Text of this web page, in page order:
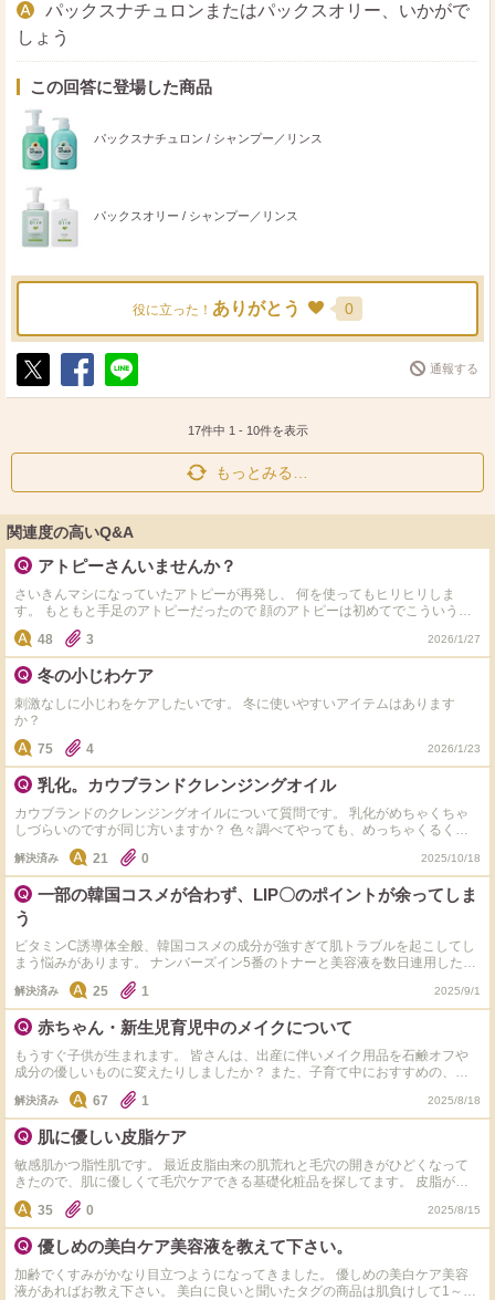
パックスナチュロンまたはパックスオリー、いかがで
しょう
この回答に登場した商品
パックスナチュロン / シャンプー／リンス
パックスオリー / シャンプー／リンス
役に立った！ ありがとう 0
ポ
シ
送
通報する
17件中 1 - 10件を表示
もっとみる…
関連度の高いQ&A
アトピーさんいませんか？
さいきんマシになっていたアトピーが再発し、 何を使ってもヒリヒリしま
す。 もともと手足のアトピーだったので 顔のアトピーは初めてでこういう方
いれば何か教えてほしいです。
48 3 2026/1/27
冬の小じわケア
刺激なしに小じわをケアしたいです。 冬に使いやすいアイテムはあります
か？
75
4 2026/1/23
乳化。カウブランドクレンジングオイル
カウブランドのクレンジングオイルについて質問です。 乳化がめちゃくちゃ
しづらいのですが同じ方いますか？ 色々調べてやっても、めっちゃくるくる
しないと乳化できません。 乳化しなくていいやつですか？ 使い方のコツあり
ますか？基本的なことは知ってます。
解決済み 21 0 2025/10/18
一部の韓国コスメが合わず、LIP〇のポイントが余ってしま
う
ビタミンC誘導体全般、韓国コスメの成分が強すぎて肌トラブルを起こしてし
まう悩みがあります。 ナンバーズイン5番のトナーと美容液を数日連用したら
謎の肌荒れとニキビ、痛みが引かず使わなくなりました。 今のスキンケアは
資生堂かコスデコに固定してから結構落ち着きました。 LIPSもやっている方
はポイント消費で何を買っていますか？(スキンケア以外でも大丈夫です) ナチ
ュリエのハトムギ化粧水、歯ブラシ、サプリしか買ったことが無いので参考に
したいです。
解決済み 25 1 2025/9/1
赤ちゃん・新生児育児中のメイクについて
もうすぐ子供が生まれます。 皆さんは、出産に伴いメイク用品を石鹸オフや
成分の優しいものに変えたりしましたか？ また、子育て中におすすめの、子
供に優しいメイクアップ商品を教えていただけるとありがたいです！
解決済み 67 1 2025/8/18
肌に優しい皮脂ケア
敏感肌かつ脂性肌です。 最近皮脂由来の肌荒れと毛穴の開きがひどくなって
きたので、肌に優しくて毛穴ケアできる基礎化粧品を探してます。 皮脂が多
くてニキビができやすいのですが、敏感肌なのでエタノールとかメントール配
合のスキンケアはヒリヒリしてしまい使えません。 洗顔料は、一度ロゼット
の洗顔パスタを使ったら荒れてしまい、それ以降とりあえず肌荒れしないとい
う理由でずっと馬油石鹸を使ってます。 ルルルンのハイドラAZマスクは肌荒
れなく使えるのですが、合わせる乳液とかがまだ見つからず、とりあえず無印
のさっぱり乳液を使っているものの朝起きるとすごいテカっていて皮脂ケアで
35 0 2025/8/15
優しめの美白ケア美容液を教えて下さい。
加齢でくすみがかなり目立つようになってきました。 優しめの美白ケア美容
液があればお教え下さい。 美白に良いと聞いたタグの商品は肌負けして1～2